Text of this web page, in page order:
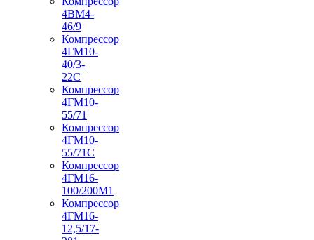
4ВМ4-
46/9
Компрессор
4ГМ10-
40/3-
22С
Компрессор
4ГМ10-
55/71
Компрессор
4ГМ10-
55/71С
Компрессор
4ГМ16-
100/200М1
Компрессор
4ГМ16-
12,5/17-